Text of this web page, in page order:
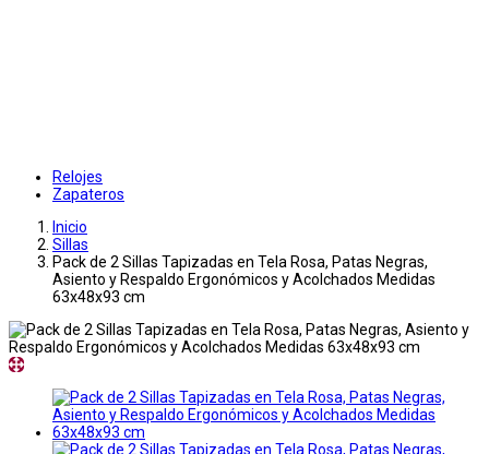
Relojes
Zapateros
Inicio
Sillas
Pack de 2 Sillas Tapizadas en Tela Rosa, Patas Negras,
Asiento y Respaldo Ergonómicos y Acolchados Medidas
63x48x93 cm